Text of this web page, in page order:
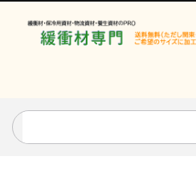
オンラインショップを開設いたしま
お知らせ
2026.7.24